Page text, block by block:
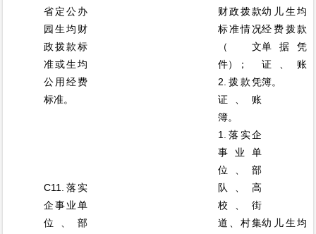
省定公办
园生均财
政拨款标
准或生均
公用经费
标准。
财政拨款
标准情况
（文
件）；
2.拨款凭
证、账
簿。
幼儿生均
经费拨款
单据凭
证、账
簿。
C11.落实
企事业单
位、部
1.落实企
事业单
位、部
队、高
校、街
道、村集幼儿生均